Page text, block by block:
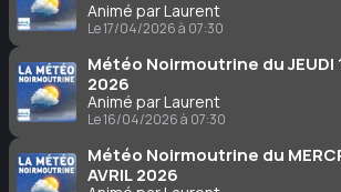
Animé par Laurent
Le 17/04/2026 à 07:30
Météo Noirmoutrine du JEUDI
2026
Animé par Laurent
Le 16/04/2026 à 07:30
Météo Noirmoutrine du
AVRIL 2026